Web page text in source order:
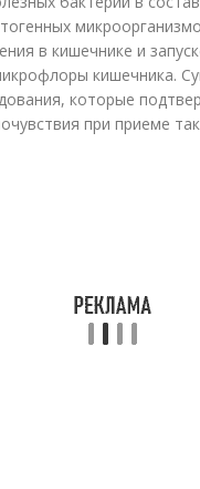
в кишечнике и
кишечника.
которые
при приеме